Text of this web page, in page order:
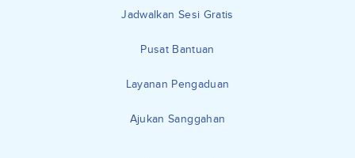
Jadwalkan Sesi Gratis
Pusat Bantuan
Layanan Pengaduan
Ajukan Sanggahan